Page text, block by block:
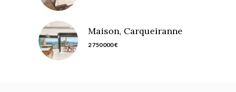
Maison, Carqueiranne
2 750 000 €